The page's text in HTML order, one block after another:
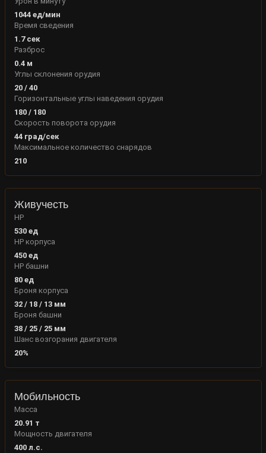
1044ед/мин
Время сведения
1.7сек
Разброс
0.4м
Углы склонения орудия
20 / 40
Горизонтальные углы наведения орудия
180 / 180
Скорость поворота орудия
44град/сек
Максимальное количество снарядов
210
Живучесть
HP
530ед
HP корпуса
450ед
HP башни
80ед
Броня корпуса
32/ 18/ 13мм
Броня башни
38 / 25 / 25 мм
Шанс возгорания двигателя
20%
Мобильность
Масса
20.91 т
Мощность двигателя
400л.с.